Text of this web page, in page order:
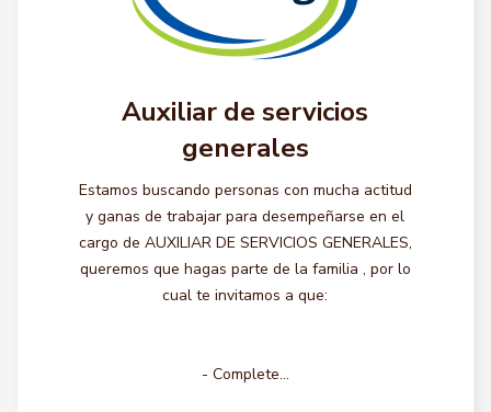
Auxiliar de servicios
generales
Estamos buscando personas con mucha actitud
y ganas de trabajar para desempeñarse en el
cargo de AUXILIAR DE SERVICIOS GENERALES,
queremos que hagas parte de la familia , por lo
cual te invitamos a que:
- Complete...